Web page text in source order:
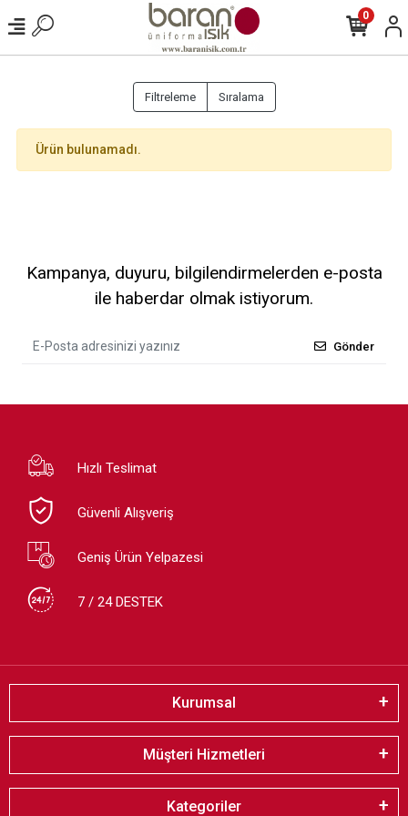
0
Filtreleme Sıralama
Ürün bulunamadı.
Kampanya, duyuru, bilgilendirmelerden e-posta
ile haberdar olmak istiyorum.
Gönder
Hızlı Teslimat
Güvenli Alışveriş
Geniş Ürün Yelpazesi
7 / 24 DESTEK
Kurumsal
Müşteri Hizmetleri
Kategoriler